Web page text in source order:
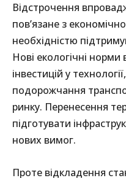
Відстрочення
пов’язане з
необхідністю
Нові екологічні
інвестицій у
подорожчання
ринку. Перенесення
підготувати
нових вимог.
Проте відкладення